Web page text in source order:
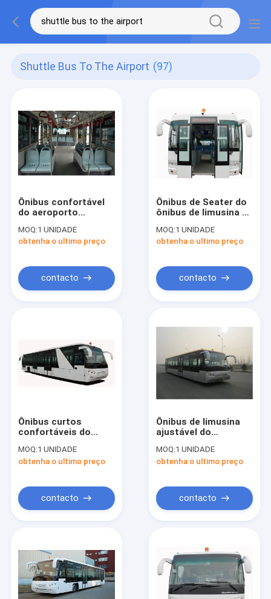
Shuttle Bus To The Airport (97)
Ônibus confortável
do aeroporto
Seater com pneu de
BRIDGESTONE
MOQ:1 UNIDADE
obtenha o ultimo preço
contacto
Ônibus de Seater do
ônibus de limusina 13
condicionamento de
ar de THERMOKING
MOQ:1 UNIDADE
obtenha o ultimo preço
contacto
Ônibus curtos
confortáveis do
de transfer do
aeroporto do raio da
MOQ:1 UNIDADE
obtenha o ultimo preço
contacto
Ônibus de limusina
ajustável do
Seater, baixo ônibus
Aero do corpo de aço
MOQ:1 UNIDADE
obtenha o ultimo preço
contacto